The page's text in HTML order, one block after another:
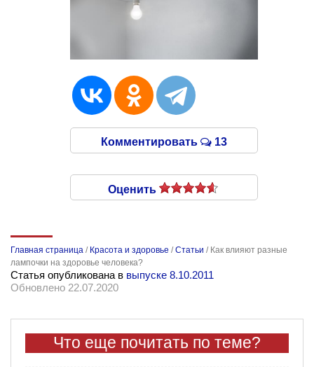
Комментировать 13
Оценить
Главная страница / Красота и здоровье /Статьи / Как влияют разные
лампочки на здоровье человека?
Статья опубликована в выпуске 8.10.2011
Обновлено 22.07.2020
Что еще почитать по теме?